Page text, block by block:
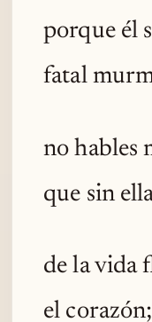
porque él
fatal
no hables
que sin
de la vida
el corazón;